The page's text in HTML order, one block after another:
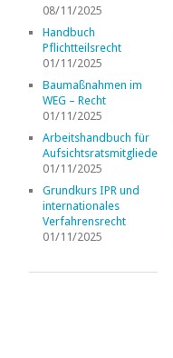
08/11/2025
Handbuch
Pflichtteilsrecht
01/11/2025
Baumaßnahmen im
WEG – Recht
01/11/2025
Arbeitshandbuch für
Aufsichtsratsmitglieder
01/11/2025
Grundkurs IPR und
internationales
Verfahrensrecht
01/11/2025